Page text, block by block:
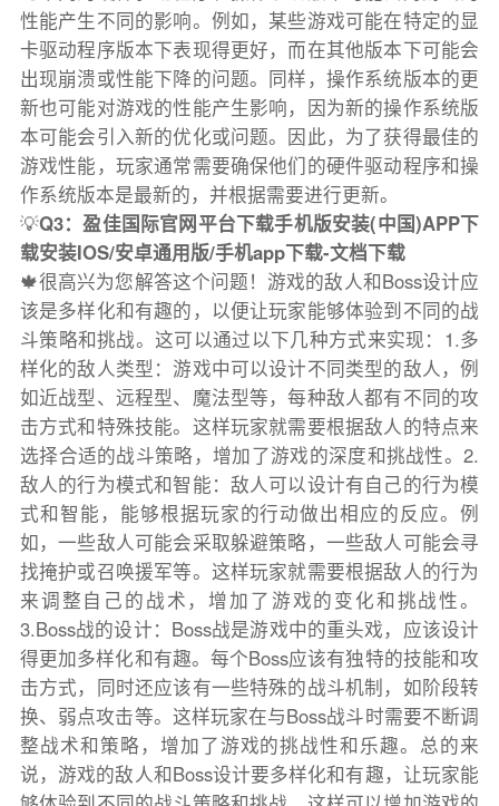
性能产生不同的影响。例如，某些游戏可能在特定的显
卡驱动程序版本下表现得更好，而在其他版本下可能会
出现崩溃或性能下降的问题。同样，操作系统版本的更
新也可能对游戏的性能产生影响，因为新的操作系统版
本可能会引入新的优化或问题。因此，为了获得最佳的
游戏性能，玩家通常需要确保他们的硬件驱动程序和操
作系统版本是最新的，并根据需要进行更新。
💡Q3：盈佳国际官网平台下载手机版安装(中国)APP下
载安装IOS/安卓通用版/手机app下载-文档下载
🍁很高兴为您解答这个问题！游戏的敌人和Boss设计应
该是多样化和有趣的，以便让玩家能够体验到不同的战
斗策略和挑战。这可以通过以下几种方式来实现：1.多
样化的敌人类型：游戏中可以设计不同类型的敌人，例
如近战型、远程型、魔法型等，每种敌人都有不同的攻
击方式和特殊技能。这样玩家就需要根据敌人的特点来
选择合适的战斗策略，增加了游戏的深度和挑战性。2.
敌人的行为模式和智能：敌人可以设计有自己的行为模
式和智能，能够根据玩家的行动做出相应的反应。例
如，一些敌人可能会采取躲避策略，一些敌人可能会寻
找掩护或召唤援军等。这样玩家就需要根据敌人的行为
来调整自己的战术，增加了游戏的变化和挑战性。
3.Boss战的设计：Boss战是游戏中的重头戏，应该设计
得更加多样化和有趣。每个Boss应该有独特的技能和攻
击方式，同时还应该有一些特殊的战斗机制，如阶段转
换、弱点攻击等。这样玩家在与Boss战斗时需要不断调
整战术和策略，增加了游戏的挑战性和乐趣。总的来
说，游戏的敌人和Boss设计要多样化和有趣，让玩家能